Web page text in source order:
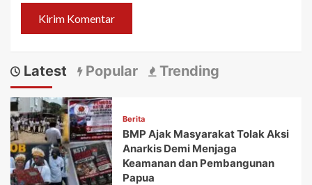
Latest Popular Trending
Berita
BMP Ajak Masyarakat Tolak Aksi
Anarkis Demi Menjaga
Keamanan dan Pembangunan
Papua